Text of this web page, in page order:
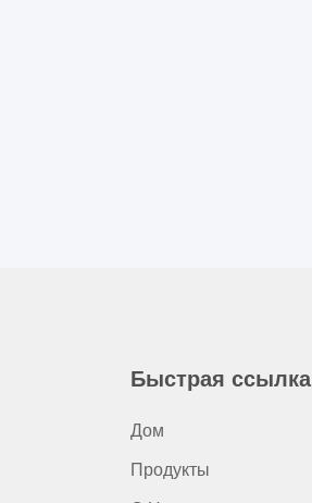
Быстрая ссылка
Дом
Продукты